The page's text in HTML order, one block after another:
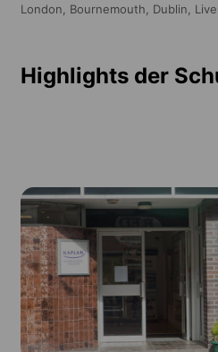
London, Bournemouth, Dublin,
Highlights der